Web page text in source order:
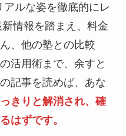
ルな姿を徹底的にレ
情報を踏まえ、料金
、他の塾との比較
活用術まで、余すと
記事を読めば、あな
きりと解消され、確
はずです。